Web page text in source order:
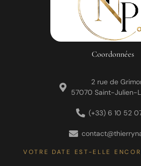
Coordonnées
2 rue de
57070 Saint-Julien-
(+33) 6 10 52
VOTRE DATE EST-ELLE